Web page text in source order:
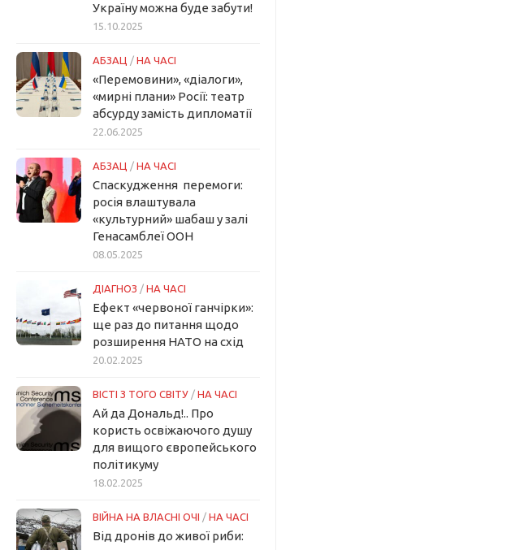
Україну можна буде забути!
15.10.2025
АБЗАЦ / НА ЧАСІ
«Перемовини», «діалоги»,
«мирні плани» Росії: театр
абсурду замість дипломатії
22.06.2025
АБЗАЦ / НА ЧАСІ
Спаскудження перемоги:
росія влаштувала
«культурний» шабаш у залі
Генасамблеї ООН
08.05.2025
ДІАГНОЗ / НА ЧАСІ
Ефект «червоної ганчірки»:
ще раз до питання щодо
розширення НАТО на схід
20.02.2025
ВІСТІ З ТОГО СВІТУ / НА ЧАСІ
Ай да Дональд!.. Про
користь освіжаючого душу
для вищого європейського
політикуму
18.02.2025
ВІЙНА НА ВЛАСНІ ОЧІ / НА ЧАСІ
Від дронів до живої риби: